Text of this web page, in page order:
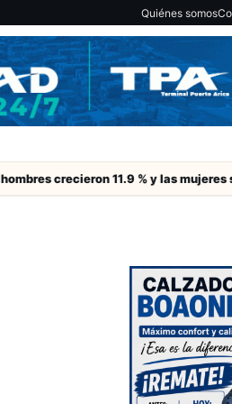
Quiénes somos
11.9 % y las mujeres solo un